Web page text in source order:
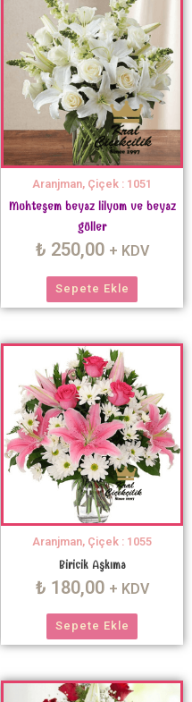
Aranjman, Çiçek : 1051
Muhteşem beyaz lilyum ve beyaz
güller
₺ 250,00 + KDV
Sepete Ekle
Aranjman, Çiçek : 1055
Biricik Aşkıma
₺ 180,00 + KDV
Sepete Ekle